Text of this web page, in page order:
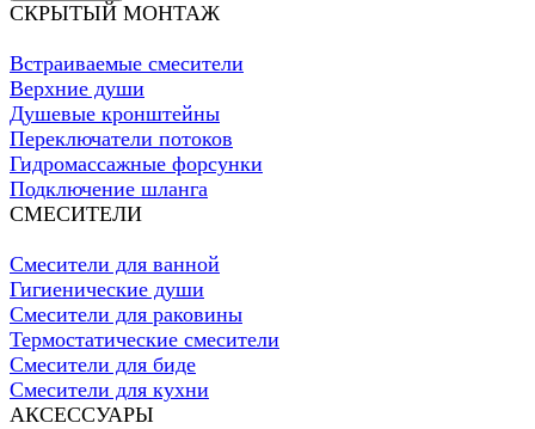
СКРЫТЫЙ МОНТАЖ
Встраиваемые смесители
Верхние души
Душевые кронштейны
Переключатели потоков
Гидромассажные форсунки
Подключение шланга
СМЕСИТЕЛИ
Смесители для ванной
Гигиенические души
Смесители для раковины
Термостатические смесители
Смесители для биде
Смесители для кухни
АКСЕССУАРЫ